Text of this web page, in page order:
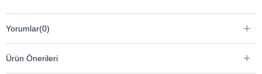
Yorumlar(0)
Ürün Önerileri